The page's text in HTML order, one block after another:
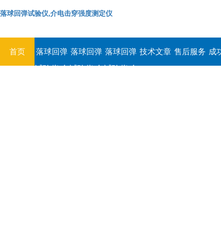
落球回弹试验仪,介电击穿强度测定仪
首页
落球回弹
试验仪,介
落球回弹
试验仪,介
落球回弹
试验仪,介
技术文章 售后服务 成